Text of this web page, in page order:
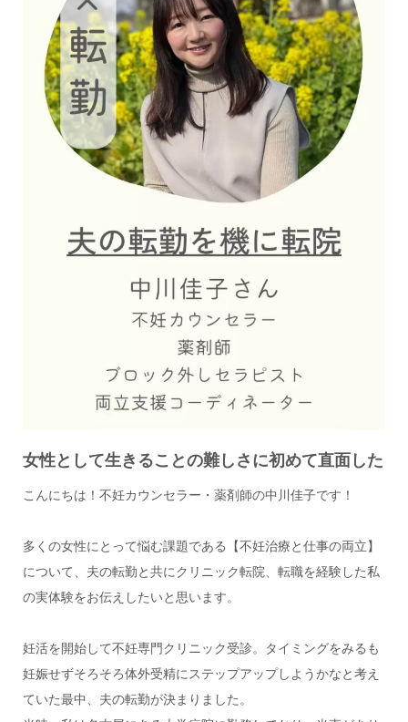
女性として生きることの難しさに初めて直面した
こんにちは！不妊カウンセラー・薬剤師の中川佳子です！
多くの女性にとって悩む課題である【不妊治療と仕事の両立】
について、夫の転勤と共にクリニック転院、転職を経験した私
の実体験をお伝えしたいと思います。
妊活を開始して不妊専門クリニック受診。タイミングをみるも
妊娠せずそろそろ体外受精にステップアップしようかなと考え
ていた最中、夫の転勤が決まりました。